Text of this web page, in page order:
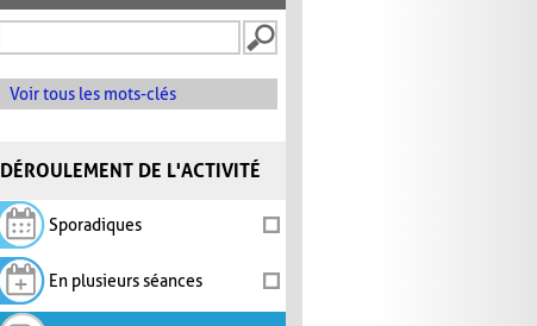
Voir tous les mots-clés
DÉROULEMENT DE L'ACTIVITÉ
Sporadiques
En plusieurs séances